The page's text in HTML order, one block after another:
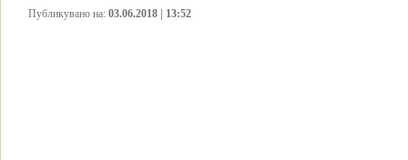
Публикувано на: 03.06.2018 | 13:52